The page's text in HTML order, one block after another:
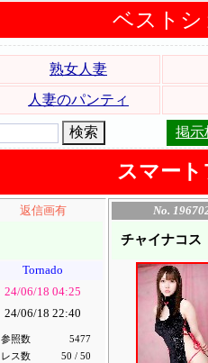
ベストシ
熟女人妻
人妻のパンティ
掲示
スマー
返信画有
Tornado
24/06/18 04:25
24/06/18 22:40
参照数
5477
レス数
50 / 50
No.
チャイナコス